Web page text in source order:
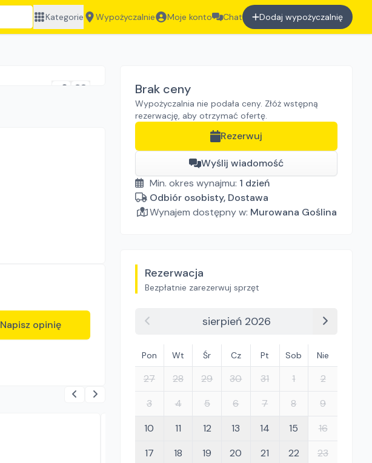
Kategorie Wypożyczalnie Moje konto Chat Dodaj wypożyczalnię
Brak ceny
Wypożyczalnia nie podała ceny. Złóż wstępną
rezerwację, aby otrzymać ofertę.
Rezerwuj
Wyślij wiadomość
Min. okres wynajmu: 1 dzień
Odbiór osobisty, Dostawa
Wynajem dostępny w: Murowana Goślina
Rezerwacja
Bezpłatnie zarezerwuj sprzęt
sierpień 2026
Pon Wt Śr Cz Pt Sob Nie
27 28 29 30 31 1
2
3
4 5 6 7 8
9
10
11 12 13 14 15
16
17
18 19 20 21 22
23
Napisz opinię